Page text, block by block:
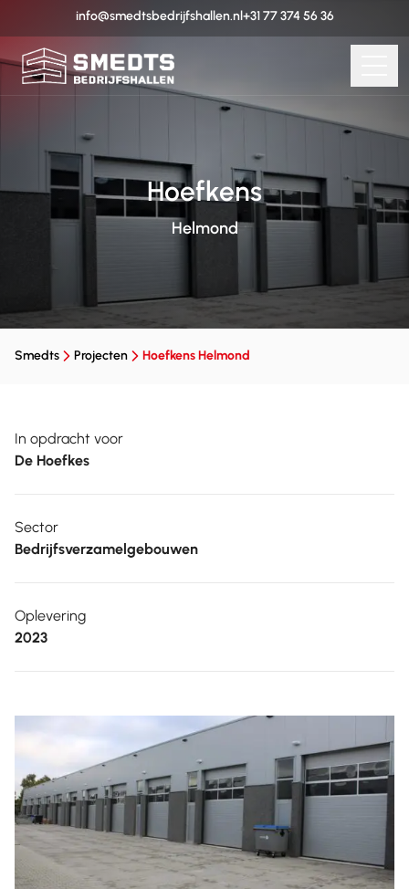
info@smedtsbedrijfshallen.nl+31 77 374 56 36
Hoefkens
Helmond
Smedts Projecten Hoefkens Helmond
In opdracht voor
De Hoefkes
Sector
Bedrijfsverzamelgebouwen
Oplevering
2023